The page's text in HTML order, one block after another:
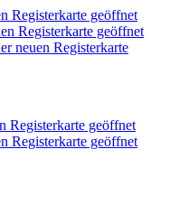
Registerkarte geöffnet
Registerkarte geöffnet
neuen Registerkarte
Registerkarte geöffnet
Registerkarte geöffnet